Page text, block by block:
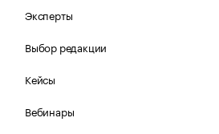
Эксперты
Выбор редакции
Кейсы
Вебинары